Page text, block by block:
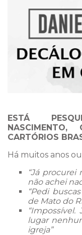
ESTÁ
CARTÓRIOS
Há muitos anos
“Já procurei
não achei
“Pedi
de Mato do
lugar
igreja”